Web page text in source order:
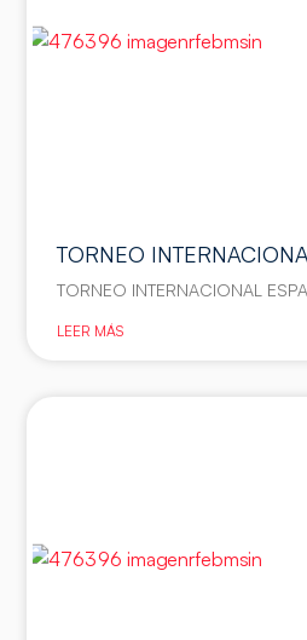
TORNEO
TORNEO INTERNACIONAL
LEER MÁS